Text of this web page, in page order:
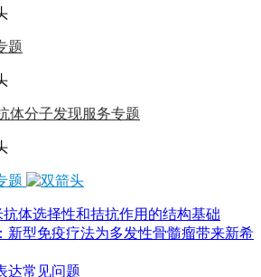
题
体分子发现服务专题
题
抗体选择性和拮抗作用的结构基础
新型免疫疗法为多发性骨髓瘤带来新希
达常见问题